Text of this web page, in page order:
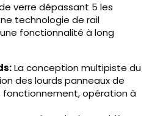
verre dépassant 5 les
technologie de rail
fonctionnalité à long
La conception multipiste du
des lourds panneaux de
fonctionnement, opération à